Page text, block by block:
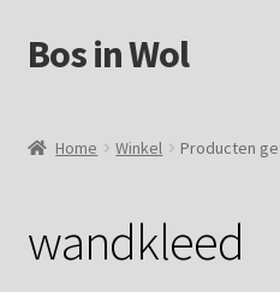
Ga
door
navigatie
Ga
naar
inhoud
Bos in Wol
Winkel
Home Winkel Producten
wandkleed